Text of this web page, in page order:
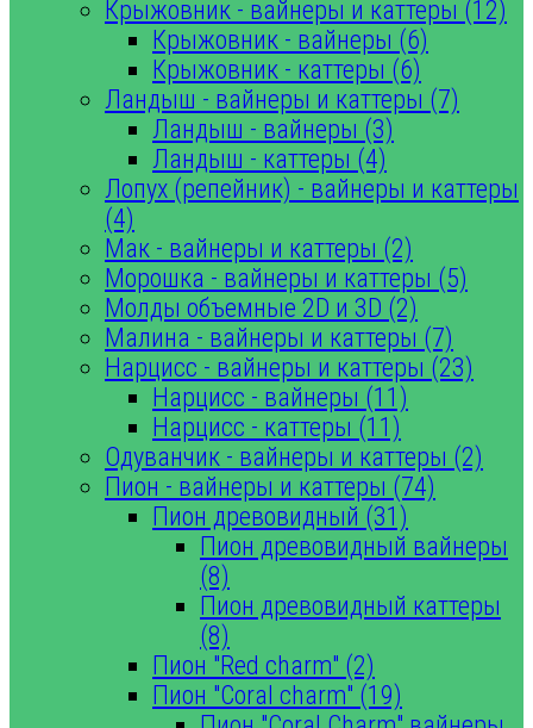
Крыжовник - вайнеры и каттеры (12)
Крыжовник - вайнеры (6)
Крыжовник - каттеры (6)
Ландыш - вайнеры и каттеры (7)
Ландыш - вайнеры (3)
Ландыш - каттеры (4)
Лопух (репейник) - вайнеры и каттеры
(4)
Мак - вайнеры и каттеры (2)
Морошка - вайнеры и каттеры (5)
Молды объемные 2D и 3D (2)
Малина - вайнеры и каттеры (7)
Нарцисс - вайнеры и каттеры (23)
Нарцисс - вайнеры (11)
Нарцисс - каттеры (11)
Одуванчик - вайнеры и каттеры (2)
Пион - вайнеры и каттеры (74)
Пион древовидный (31)
Пион древовидный вайнеры
(8)
Пион древовидный каттеры
(8)
Пион "Red charm" (2)
Пион "Coral charm" (19)